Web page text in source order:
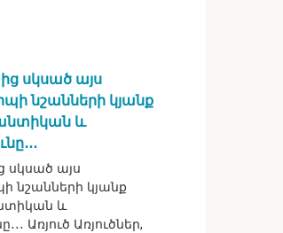
սկսած այս
նշանների կյանք
և
սկսած այս
նշանների կյանք
և
Առյուծ Առյուծներ,